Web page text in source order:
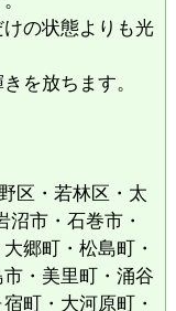
の状態よりも光
を放ちます。
区・若林区・太
市・石巻市・
郷町・松島町・
・美里町・涌谷
町・大河原町・